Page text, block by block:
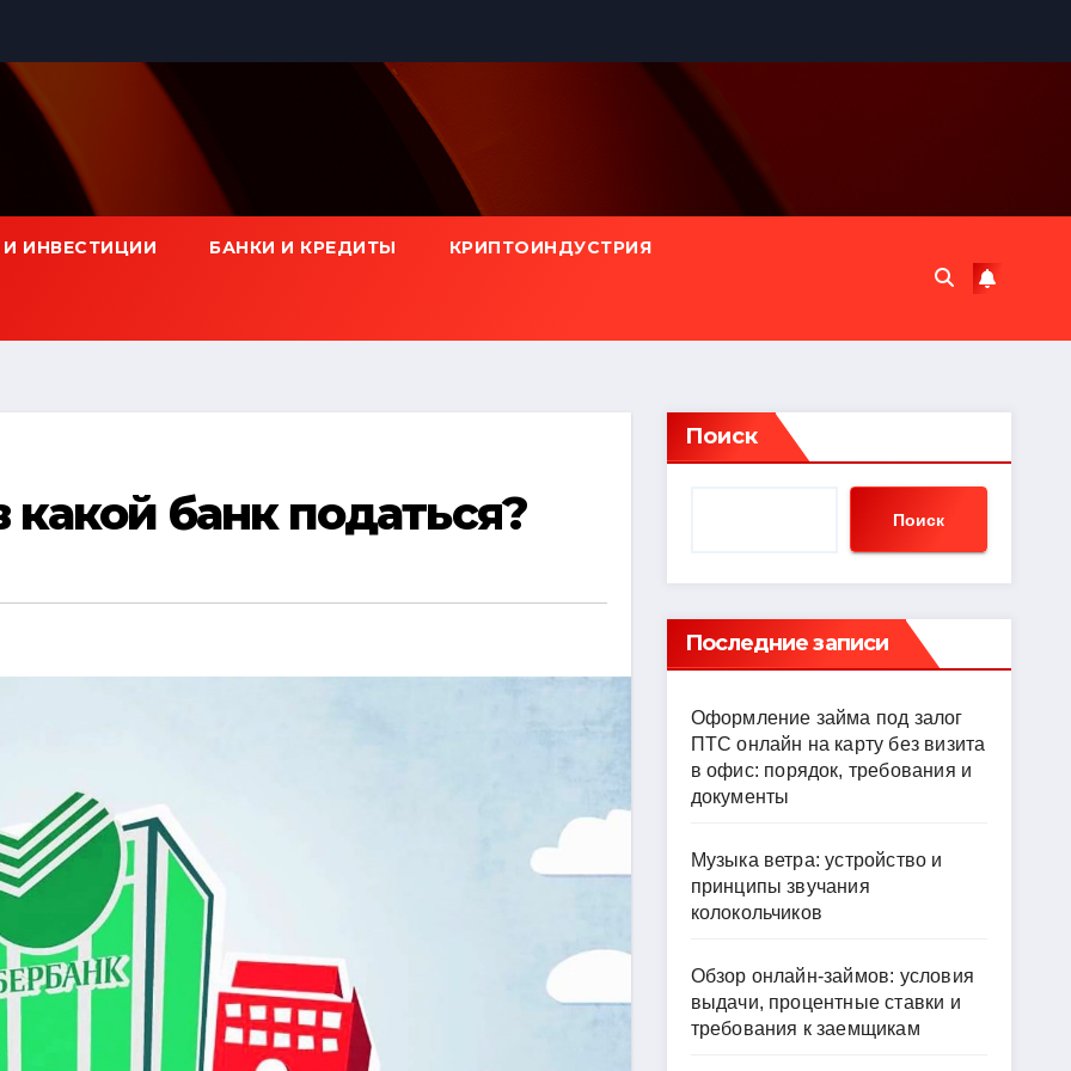
И ИНВЕСТИЦИИ БАНКИ И КРЕДИТЫ КРИПТОИНДУСТРИЯ
банк податься?
Поиск
Поиск
Последние записи
Оформление займа под залог
ПТС онлайн на карту без визита
в офис: порядок, требования и
документы
Музыка ветра: устройство и
принципы звучания
колокольчиков
Обзор онлайн-займов: условия
выдачи, процентные ставки и
требования к заемщикам